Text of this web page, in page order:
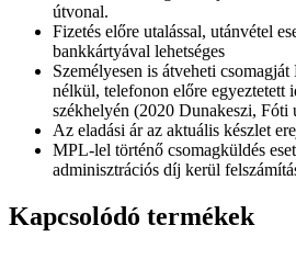
útvonal.
Fizetés előre utalással, utánvétel
bankkártyával lehetséges
Személyesen is átveheti
nélkül, telefonon előre egyeztetett
székhelyén (2020 Dunakeszi, Fóti
Az eladási ár az aktuális készlet
MPL-lel történő csomagküldés
adminisztrációs díj kerül
Kapcsolódó termékek